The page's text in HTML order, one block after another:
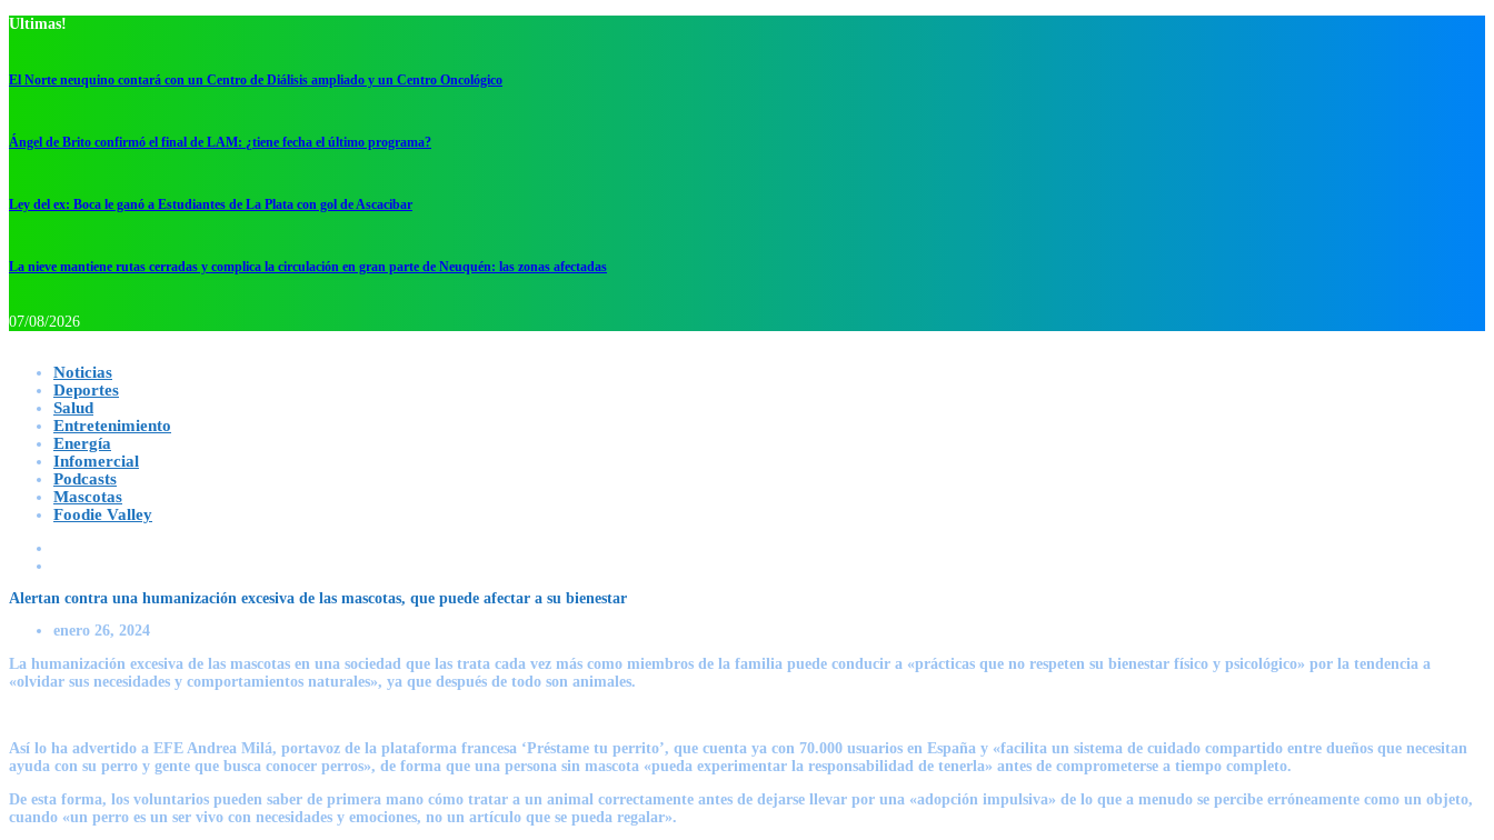
Ultimas!
El Norte neuquino contará con un Centro de Diálisis ampliado y un Centro Oncológico
Ángel de Brito confirmó el final de LAM: ¿tiene fecha el último programa?
Ley del ex: Boca le ganó a Estudiantes de La Plata con gol de Ascacibar
La nieve mantiene rutas cerradas y complica la circulación en gran parte de Neuquén: las zonas afectadas
07/08/2026
Noticias
Deportes
Salud
Entretenimiento
Energía
Infomercial
Podcasts
Mascotas
Foodie Valley
Alertan contra una humanización excesiva de las mascotas, que puede afectar a su bienestar
enero 26, 2024
La humanización excesiva de las mascotas en una sociedad que las trata cada vez más como miembros de la familia puede conducir a «prácticas que no respeten su bienestar físico y psicológico» por la tendencia a
«olvidar sus necesidades y comportamientos naturales», ya que después de todo son animales.
Así lo ha advertido a EFE Andrea Milá, portavoz de la plataforma francesa ‘Préstame tu perrito’, que cuenta ya con 70.000 usuarios en España y «facilita un sistema de cuidado compartido entre dueños que necesitan
ayuda con su perro y gente que busca conocer perros», de forma que una persona sin mascota «pueda experimentar la responsabilidad de tenerla» antes de comprometerse a tiempo completo.
De esta forma, los voluntarios pueden saber de primera mano cómo tratar a un animal correctamente antes de dejarse llevar por una «adopción impulsiva» de lo que a menudo se percibe erróneamente como un objeto,
cuando «un perro es un ser vivo con necesidades y emociones, no un artículo que se pueda regalar».